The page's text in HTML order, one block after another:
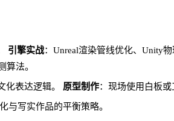
引擎实战：Unreal渲染管线优化、Unity
算法。
表达逻辑。 原型制作：现场使用白板
与写实作品的平衡策略。